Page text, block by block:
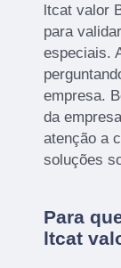
ltcat valor
para
especiais.
empresa.
da
atenção a
soluções
Para
ltcat